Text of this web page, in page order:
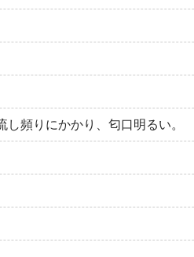
頻りにかかり、匂口明るい。